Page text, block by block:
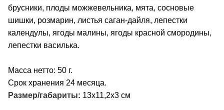
брусники, плоды можжевельника, мята, сосновые
шишки, розмарин, листья саган-дайля, лепестки
календулы, ягоды малины, ягоды красной смородины,
лепестки василька.
Масса нетто: 50 г.
Срок хранения 24 месяца.
Размер/габариты: 13x11,2x3 см